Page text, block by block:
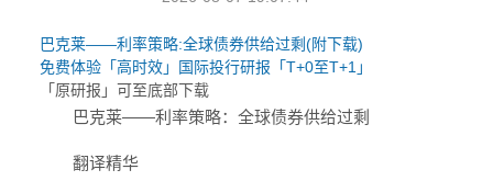
巴克莱——利率策略:全球债券供给过剩(附下载)
免费体验「高时效」国际投行研报「T+0至T+1」
「原研报」可至底部下载
巴克莱——利率策略：全球债券供给过剩
翻译精华